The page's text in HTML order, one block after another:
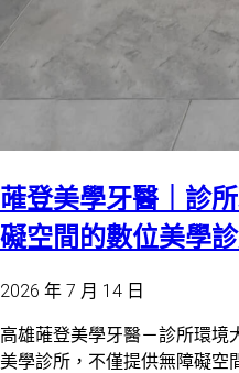
蓶登美學牙醫｜診
礙空間的數位美學
2026 年 7 月 14 日
高雄蓶登美學牙醫－診所環境
美學診所，不僅提供無障礙空